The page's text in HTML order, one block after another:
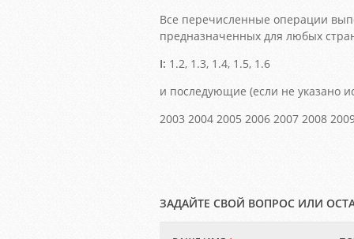
Все перечисленные операции
предназначенных для любых
I: 1.2, 1.3, 1.4, 1.5, 1.6
и последующие (если не указано
2003 2004 2005 2006 2007 2008
ЗАДАЙТЕ СВОЙ ВОПРОС ИЛИ